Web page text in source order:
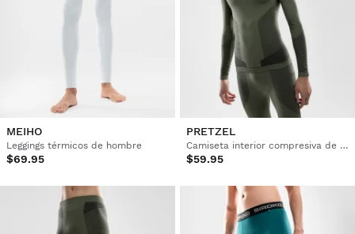
MEIHO
Leggings térmicos de hombre
$69.95
PRETZEL
Camiseta interior compresiva de hombre
$59.95